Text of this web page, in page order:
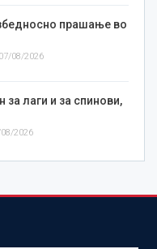
прашање во
07/08/2026
лаги и за спинови,
2026